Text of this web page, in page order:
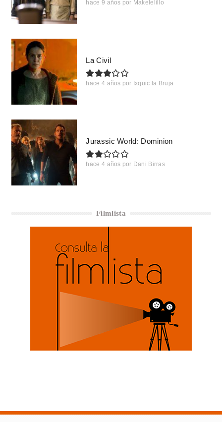
hace 9 años por Makelelillo
La Civil
hace 4 años por Ixquic la Bruja
Jurassic World: Dominion
hace 4 años por Dani Birras
Filmlista